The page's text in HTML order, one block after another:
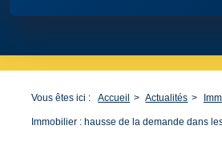
Vous êtes ici : Accueil Actualités
Immobilier : hausse de la demande dans